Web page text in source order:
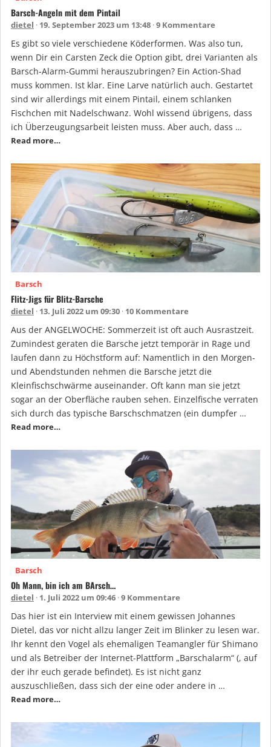
Barsch-Angeln mit dem Pintail
dietel 19. September 2023 um 13:48 9 Kommentare
Es gibt so viele verschiedene Köderformen. Was also tun,
wenn Dir ein Carsten Zeck die Option gibt, drei Varianten als
Barsch-Alarm-Gummi herauszubringen? Ein Action-Shad
muss kommen. Ist klar. Eine Larve natürlich auch. Gestartet
sind wir allerdings mit einem Pintail, einem schlanken
Fischchen mit Nadelschwanz. Wohl wissend übrigens, dass
ich Überzeugungsarbeit leisten muss. Aber auch, dass …
Read more…
Barsch
Flitz-Jigs für Blitz-Barsche
dietel 13. Juli 2022 um 09:30 10 Kommentare
Aus der ANGELWOCHE: Sommerzeit ist oft auch Ausrastzeit.
Zumindest geraten die Barsche jetzt temporär in Rage und
laufen dann zu Höchstform auf: Namentlich in den Morgen-
und Abendstunden nehmen die Barsche jetzt die
Kleinfischschwärme auseinander. Oft kann man sie jetzt
sogar an der Oberfläche rauben sehen. Einzelfische verraten
sich durch das typische Barschschmatzen (ein dumpfer …
Read more…
Barsch
Oh Mann, bin ich am BArsch…
dietel 1. Juli 2022 um 09:46 9 Kommentare
Das hier ist ein Interview mit einem gewissen Johannes
Dietel, das vor nicht allzu langer Zeit im Blinker zu lesen war.
Ihr kennt den Vogel als ehemaligen Teamangler für Shimano
und als Betreiber der Internet-Plattform „Barschalarm“ (, auf
der ihr euch gerade befindet). Es ist nicht ganz
auszuschließen, dass sich der eine oder andere in …
Read more…